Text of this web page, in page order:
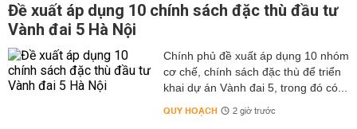
Đề xuất áp dụng 10 chính sách đặc thù đầu tư
Vành đai 5 Hà Nội
Chính phủ đề xuất áp dụng 10 nhóm
cơ chế, chính sách đặc thù để triển
khai dự án Vành đai 5, trong đó có...
QUY HOẠCH 2 giờ trước